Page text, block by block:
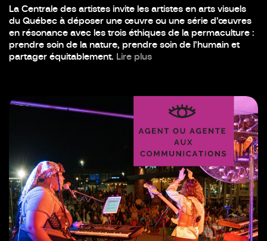
La Centrale des artistes invite les artistes en arts visuels
du Québec à déposer une œuvre ou une série d’œuvres
en résonance avec les trois éthiques de la permaculture :
prendre soin de la nature, prendre soin de l’humain et
partager équitablement. Lire plus